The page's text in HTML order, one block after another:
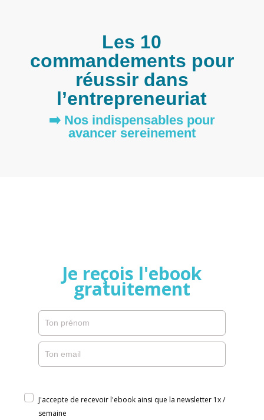
Les 10
commandements pour
réussir dans
l’entrepreneuriat
➡️ Nos indispensables pour
avancer sereinement
Je reçois l'ebook
gratuitement
J'accepte de recevoir l'ebook ainsi que la newsletter 1x /
semaine